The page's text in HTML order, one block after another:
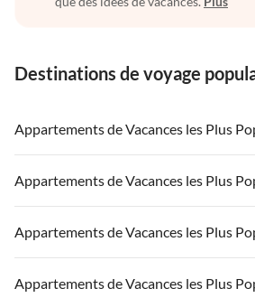
Destinations de voyage
Appartements de Vacances les Plus
Appartements de Vacances à France
Appartements de Vacances à Paris-Ile de France
Appartements de Vacances à Paris
Appartements de Vacances les Plus
Appartements de Vacances à France
Appartements de Vacances à Paris-Ile de France
Appartements de Vacances à Paris
Appartements de Vacances les Plus
Appartements de Vacances à France
Appartements de Vacances les Plus